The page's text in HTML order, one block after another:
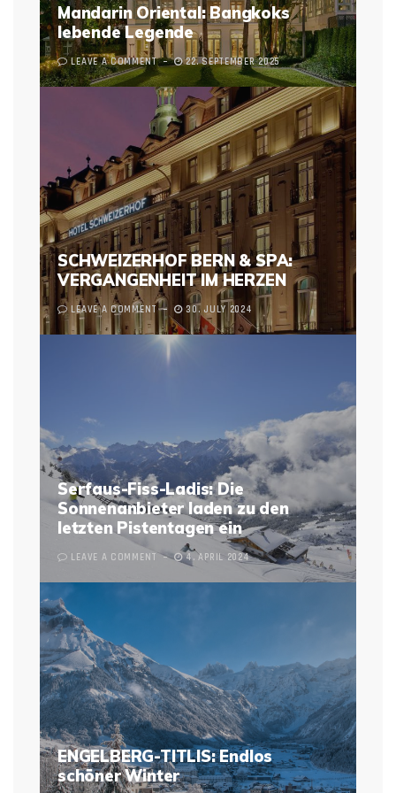
Mandarin Oriental: Bangkoks
lebende Legende
LEAVE A COMMENT 22. SEPTEMBER 2025
SCHWEIZERHOF BERN & SPA:
VERGANGENHEIT IM HERZEN
LEAVE A COMMENT 30. JULY 2024
Serfaus-Fiss-Ladis: Die
Sonnenanbieter laden zu den
letzten Pistentagen ein
LEAVE A COMMENT 4. APRIL 2024
ENGELBERG-TITLIS: Endlos
schöner Winter